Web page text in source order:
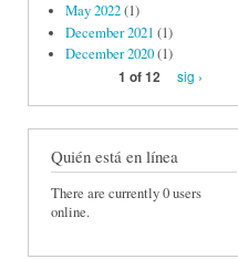
May 2022(1)
December 2021 (1)
December 2020(1)
1 of 12
sig ›
Quién está en línea
There are currently 0 users
online.